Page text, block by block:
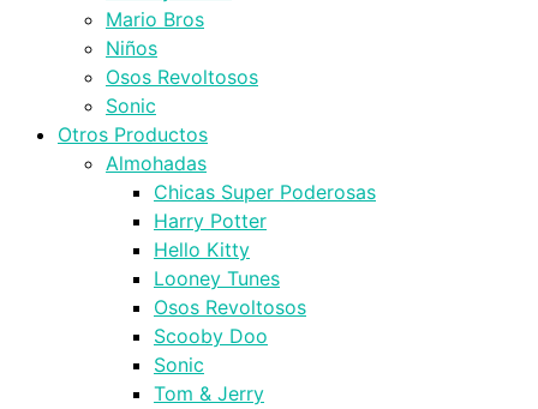
Mario Bros
Niños
Osos Revoltosos
Sonic
Otros Productos
Almohadas
Chicas Super Poderosas
Harry Potter
Hello Kitty
Looney Tunes
Osos Revoltosos
Scooby Doo
Sonic
Tom & Jerry